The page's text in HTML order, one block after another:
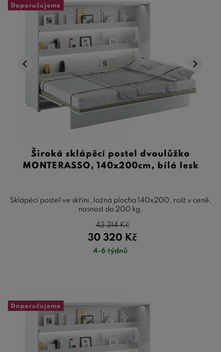
Doporučujeme
Široká sklápěcí postel dvoulůžko
MONTERASSO, 140x200cm, bílá lesk
Sklápěcí postel ve skříni, ložná plocha 140x200, rošt v ceně,
nosnost do 200 kg.
30 320 Kč
43 314Kč
4-6 týdnů
Doporučujeme